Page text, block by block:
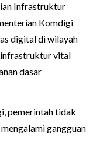
Infrastruktur
Komdigi
digital di wilayah
infrastruktur vital
dasar
pemerintah tidak
gangguan